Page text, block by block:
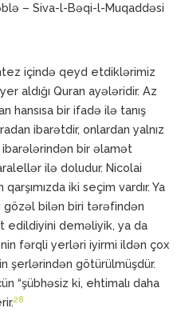
– Siva-l-Bəqi-l-Muqaddəsi
içində qeyd etdiklərimiz
aldığı Quran ayələridir. Az
hansısa bir ifadə ilə tanış
ibarətdir, onlardan yalnız
bir əlamət
ilə doludur. Nicolai
iki seçim vardır. Ya
gözəl bilən biri tərəfindən
edildiyini deməliyik, ya da
fərqli yerləri iyirmi ildən çox
şerlərindən götürülmüşdür.
“şübhəsiz ki, ehtimalı daha
28